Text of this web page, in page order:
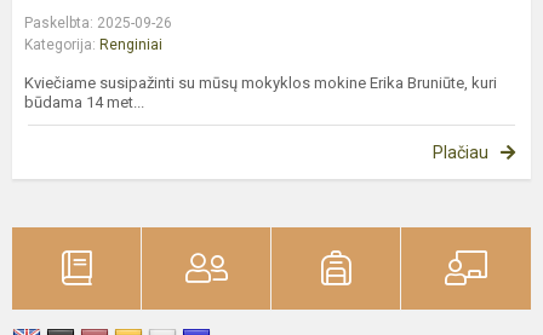
Paskelbta: 2025-09-26
Kategorija: Renginiai
Kviečiame susipažinti su mūsų mokyklos mokine Erika Bruniūte, kuri
būdama 14 met...
Plačiau